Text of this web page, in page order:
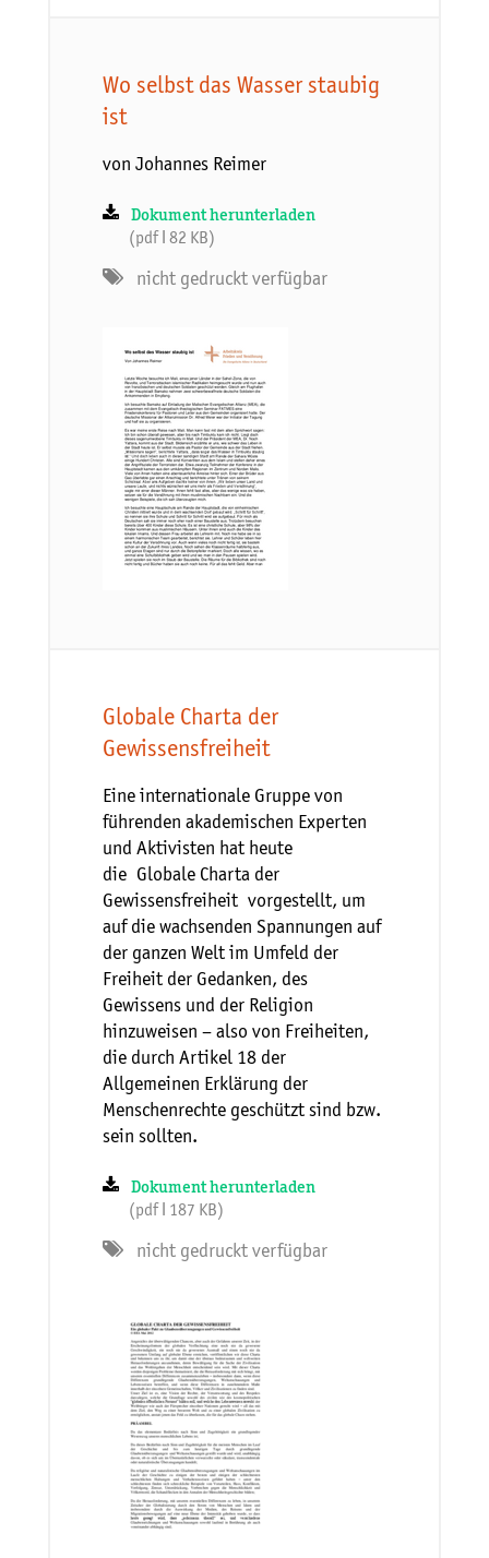
Wo selbst das Wasser staubig
ist
von Johannes Reimer
Dokument herunterladen
(pdf ǀ 82 KB)
nicht gedruckt verfügbar
Globale Charta der
Gewissensfreiheit
Eine internationale Gruppe von
führenden akademischen Experten
und Aktivisten hat heute
die Globale Charta der
Gewissensfreiheit vorgestellt, um
auf die wachsenden Spannungen auf
der ganzen Welt im Umfeld der
Freiheit der Gedanken, des
Gewissens und der Religion
hinzuweisen – also von Freiheiten,
die durch Artikel 18 der
Allgemeinen Erklärung der
Menschenrechte geschützt sind bzw.
sein sollten.
Dokument herunterladen
(pdf ǀ 187 KB)
nicht gedruckt verfügbar